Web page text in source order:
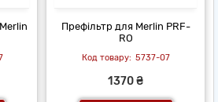
Префільтр для Merlin PRF-
RO
5737-07
1370 ₴